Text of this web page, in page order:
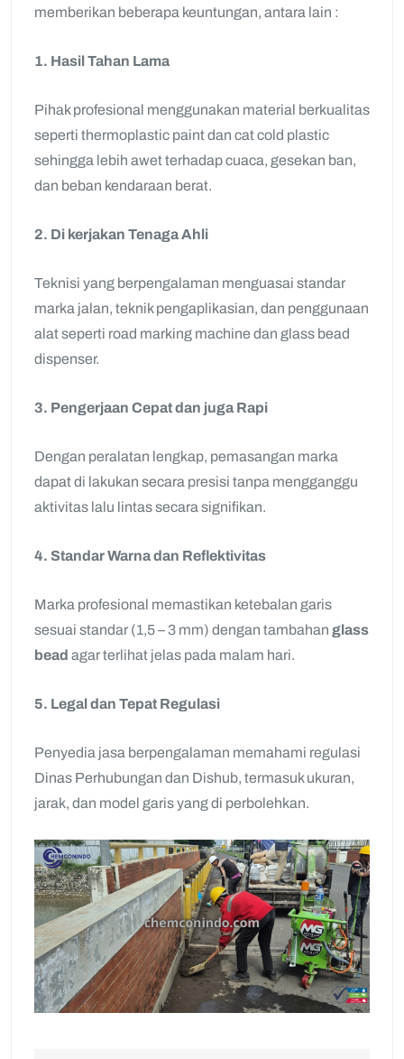
memberikan beberapa keuntungan, antara lain :
1. Hasil Tahan Lama
Pihak profesional menggunakan material berkualitas
seperti thermoplastic paint dan cat cold plastic
sehingga lebih awet terhadap cuaca, gesekan ban,
dan beban kendaraan berat.
2. Di kerjakan Tenaga Ahli
Teknisi yang berpengalaman menguasai standar
marka jalan, teknik pengaplikasian, dan penggunaan
alat seperti road marking machine dan glass bead
dispenser.
3. Pengerjaan Cepat dan juga Rapi
Dengan peralatan lengkap, pemasangan marka
dapat di lakukan secara presisi tanpa mengganggu
aktivitas lalu lintas secara signifikan.
4. Standar Warna dan Reflektivitas
Marka profesional memastikan ketebalan garis
sesuai standar (1,5 – 3 mm) dengan tambahan glass
bead agar terlihat jelas pada malam hari.
5. Legal dan Tepat Regulasi
Penyedia jasa berpengalaman memahami regulasi
Dinas Perhubungan dan Dishub, termasuk ukuran,
jarak, dan model garis yang di perbolehkan.